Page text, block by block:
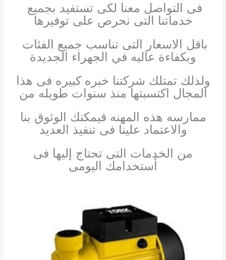
فى التواصل معنا لكى تستفيد بجميع
خدماتنا التى نحرص على توفيرها
باقل الاسعار التى تناسب جميع الفئات
وبكفاءة عاليه في الجهراء الجديدة
ولذلك تمتلك شركتنا خبره كبيره فى هذا
المجال اكتسبتها منذ سنوات طويله من
ممارسه هذه المهنه فيمكنك الوثوق بنا
والاعتماد علينا فى تنفيذ العديد
من الخدمات التى تحتاج إليها فى
أستخدامك اليومى